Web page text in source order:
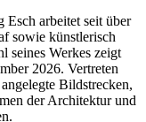
arbeitet seit über
sowie künstlerisch
seines Werkes zeigt
2026. Vertreten
Bildstrecken,
der Architektur und